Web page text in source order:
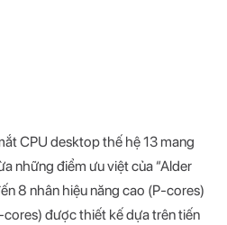
CPU desktop thế hệ 13 mang
những điểm ưu việt của “Alder
8 nhân hiệu năng cao (P-cores)
được thiết kế dựa trên tiến